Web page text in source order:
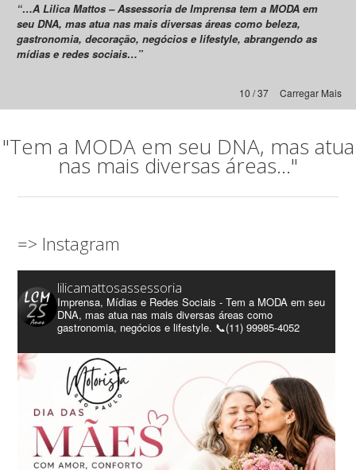
“…A Lilica Mattos – Assessoria de Imprensa tem a MODA em
seu DNA, mas atua nas mais diversas áreas como beleza,
gastronomia, decoração, negócios e lifestyle, abrangendo as
mídias e redes sociais…”
Carregar Mais
10 / 37
"Tem a MODA em seu DNA, mas atua
nas mais diversas áreas..."
=> Instagram
lilicamattosassessoria
Imprensa, Mídias e Redes Sociais - Tem a MODA em seu
DNA, mas atua nas mais diversas áreas como
gastronomia, negócios e lifestyle. 📞(11) 99985-4052